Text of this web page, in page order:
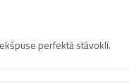
perfektā stāvoklī.